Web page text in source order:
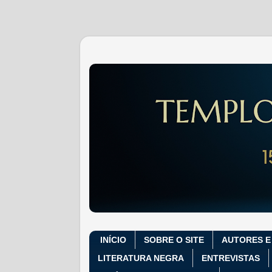
INÍCIO SOBRE O SITE AUTORES
LITERATURA NEGRA
ENTREVISTAS